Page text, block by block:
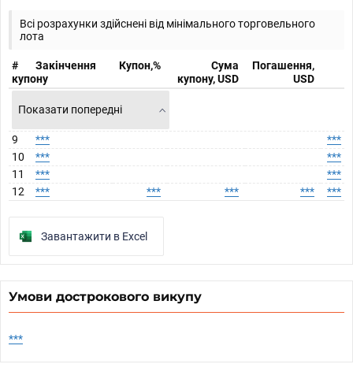
Всі розрахунки здійснені від мінімального торговельного
лота
#
Закінчення
купону
Купон,%
Сума
купону, USD
Погашення,
USD
Показати попередні
9 ***
***
10
***
***
11
***
***
12
*** *** *** *** ***
Завантажити в Excel
Умови дострокового викупу
***